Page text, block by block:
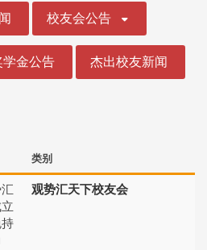
校友会公告
学金公告 杰出校友新闻
类别
观势汇天下校友会